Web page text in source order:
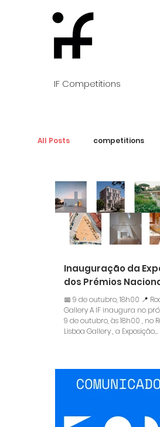
IF Competitions
All Posts competitions
Inauguração da
dos Prémios
Arquitetura
📅 9 de outubro, 18h00 📍
Gallery A IF inaugura no
9 de outubro, às 18h00 , no
Lisboa Gallery , a Exposição...